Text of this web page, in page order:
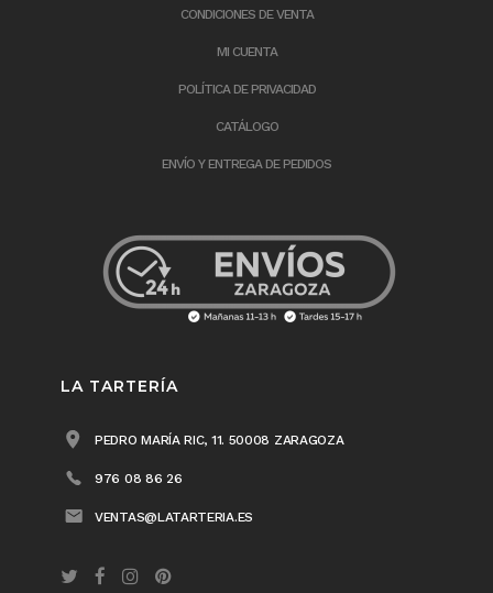
CONDICIONES DE VENTA
MI CUENTA
POLÍTICA DE PRIVACIDAD
CATÁLOGO
ENVÍO Y ENTREGA DE PEDIDOS
LA TARTERÍA
PEDRO MARÍA RIC, 11. 50008 ZARAGOZA
976 08 86 26
VENTAS@LATARTERIA.ES